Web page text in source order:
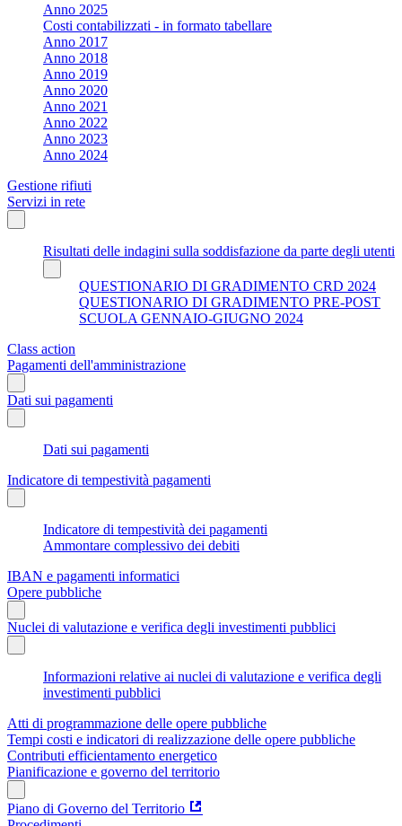
Anno 2025
Costi contabilizzati - in formato tabellare
Anno 2017
Anno 2018
Anno 2019
Anno 2020
Anno 2021
Anno 2022
Anno 2023
Anno 2024
Gestione rifiuti
Servizi in rete
Risultati delle indagini sulla soddisfazione da parte degli utenti
QUESTIONARIO DI GRADIMENTO CRD 2024
QUESTIONARIO DI GRADIMENTO PRE-POST
SCUOLA GENNAIO-GIUGNO 2024
Class action
Pagamenti dell'amministrazione
Dati sui pagamenti
Dati sui pagamenti
Indicatore di tempestività pagamenti
Indicatore di tempestività dei pagamenti
Ammontare complessivo dei debiti
IBAN e pagamenti informatici
Opere pubbliche
Nuclei di valutazione e verifica degli investimenti pubblici
Informazioni relative ai nuclei di valutazione e verifica degli
investimenti pubblici
Atti di programmazione delle opere pubbliche
Tempi costi e indicatori di realizzazione delle opere pubbliche
Contributi efficientamento energetico
Pianificazione e governo del territorio
Piano di Governo del Territorio